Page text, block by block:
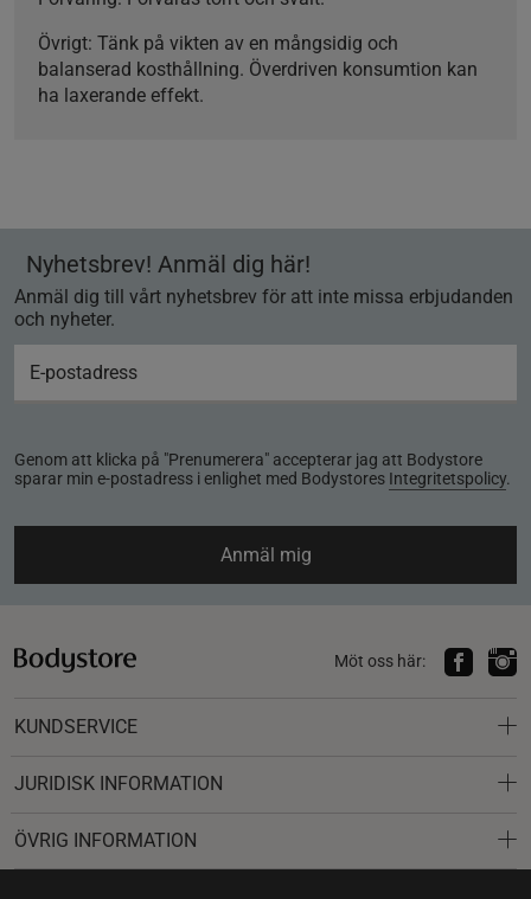
Övrigt: Tänk på vikten av en mångsidig och
balanserad kosthållning. Överdriven konsumtion kan
ha laxerande effekt.
Nyhetsbrev! Anmäl dig här!
Anmäl dig till vårt nyhetsbrev för att inte missa erbjudanden
och nyheter.
Genom att klicka på "Prenumerera" accepterar jag att Bodystore
sparar min e-postadress i enlighet med Bodystores Integritetspolicy.
Anmäl mig
Möt oss här:
KUNDSERVICE
JURIDISK INFORMATION
ÖVRIG INFORMATION